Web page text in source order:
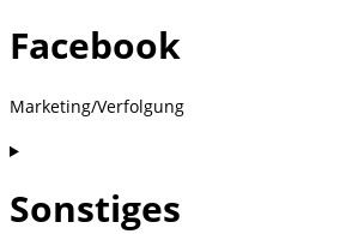
service
fonts
Facebook
Marketing/Verfolgung
Consent
service
Sonstiges